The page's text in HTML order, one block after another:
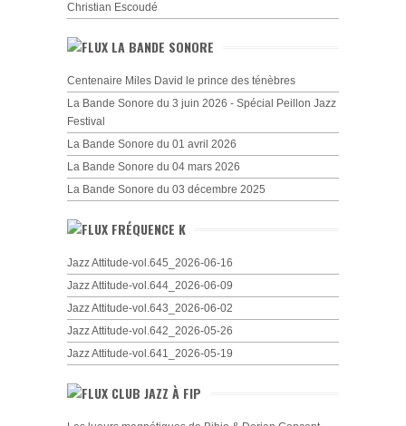
Christian Escoudé
LA BANDE SONORE
Centenaire Miles David le prince des ténèbres
La Bande Sonore du 3 juin 2026 - Spécial Peillon Jazz
Festival
La Bande Sonore du 01 avril 2026
La Bande Sonore du 04 mars 2026
La Bande Sonore du 03 décembre 2025
FRÉQUENCE K
Jazz Attitude-vol.645_2026-06-16
Jazz Attitude-vol.644_2026-06-09
Jazz Attitude-vol.643_2026-06-02
Jazz Attitude-vol.642_2026-05-26
Jazz Attitude-vol.641_2026-05-19
CLUB JAZZ À FIP